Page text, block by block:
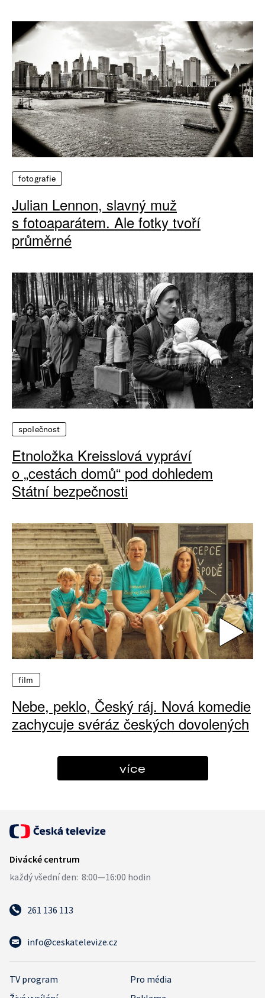
fotografie
Julian Lennon, slavný muž
s fotoaparátem. Ale fotky tvoří
průměrné
společnost
Etnoložka Kreisslová vypráví
o „cestách domů“ pod dohledem
Státní bezpečnosti
film
Nebe, peklo, Český ráj. Nová komedie
zachycuje svéráz českých dovolených
více
261 136 113
info@ceskatelevize.cz
TV program
Pro média